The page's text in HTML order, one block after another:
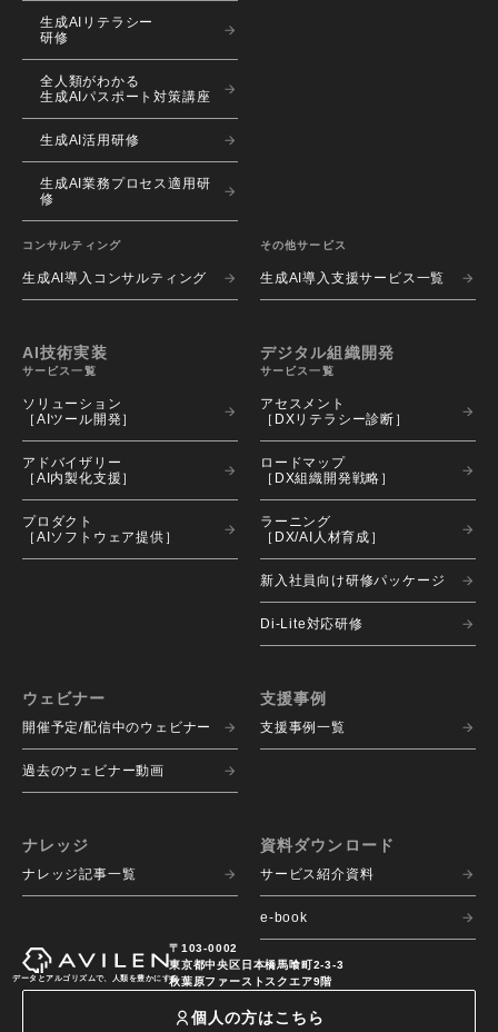
生成AIリテラシー
研修
全人類がわかる
生成AIパスポート対策講座
生成AI活用研修
生成AI業務プロセス適用研
修
コンサルティング
生成AI導入コンサルティング
その他サービス
生成AI導入支援サービス一覧
AI技術実装
サービス一覧
ソリューション
［AIツール開発］
アドバイザリー
［AI内製化支援］
プロダクト
［AIソフトウェア提供］
デジタル組織開発
サービス一覧
アセスメント
［DXリテラシー診断］
ロードマップ
［DX組織開発戦略］
ラーニング
［DX/AI人材育成］
新入社員向け研修パッケージ
Di-Lite対応研修
ウェビナー
開催予定/配信中のウェビナー
過去のウェビナー動画
支援事例
支援事例一覧
ナレッジ
ナレッジ記事一覧
資料ダウンロード
サービス紹介資料
e-book
データとアルゴリズムで、人類を豊かにする
〒103-0002
東京都中央区日本橋馬喰町2-3-3
秋葉原ファーストスクエア9階
個人の方はこちら